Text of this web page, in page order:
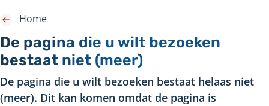
De pagina die u wilt bezoeken
bestaat niet (meer)
Home
De pagina die u wilt bezoeken bestaat helaas niet
(meer). Dit kan komen omdat de pagina is